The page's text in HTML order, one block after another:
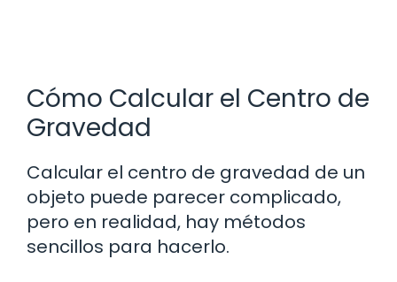
Cómo Calcular el Centro de
Gravedad
Calcular el centro de gravedad de un
objeto puede parecer complicado,
pero en realidad, hay métodos
sencillos para hacerlo.